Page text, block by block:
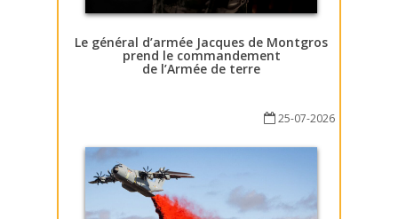
Le général d’armée Jacques de Montgros
prend le commandement
de l’Armée de terre
25-07-2026